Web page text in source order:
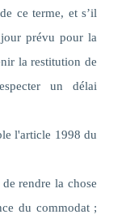
ce terme, et s’il
jour prévu pour la
la restitution de
un délai
l'article 1998 du
rendre la chose
du commodat ;